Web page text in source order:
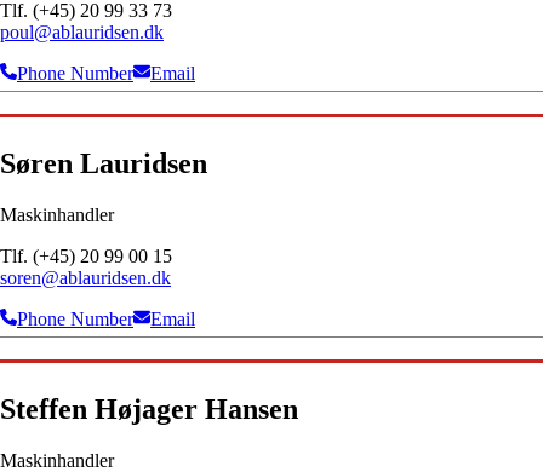
Tlf. (+45) 20 99 33 73
poul@ablauridsen.dk
Phone Number
Email
Søren Lauridsen
Maskinhandler
Tlf. (+45) 20 99 00 15
soren@ablauridsen.dk
Phone Number
Email
Steffen Højager Hansen
Maskinhandler